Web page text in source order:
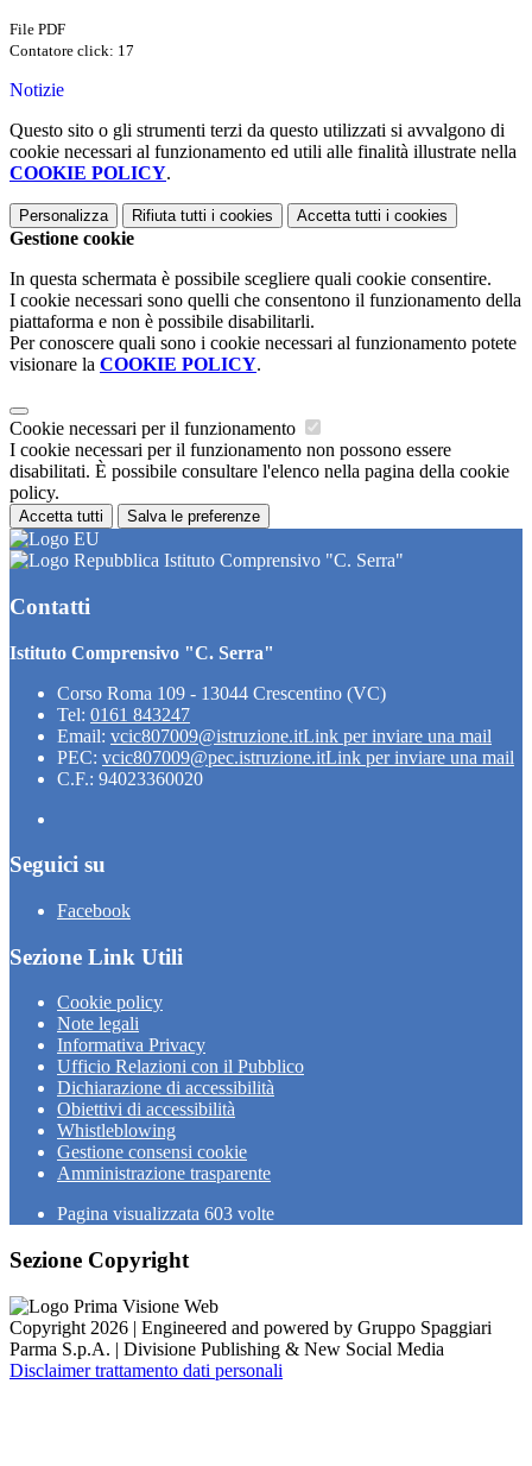
File PDF
Contatore click: 17
Notizie
Questo sito o gli strumenti terzi da questo utilizzati si avvalgono di
cookie necessari al funzionamento ed utili alle finalità illustrate nella
COOKIE POLICY.
Personalizza Rifiuta tutti i cookies Accetta tutti i cookies
Gestione cookie
In questa schermata è possibile scegliere quali cookie consentire.
I cookie necessari sono quelli che consentono il funzionamento della
piattaforma e non è possibile disabilitarli.
Per conoscere quali sono i cookie necessari al funzionamento potete
visionare la COOKIE POLICY.
Cookie necessari per il funzionamento
I cookie necessari per il funzionamento non possono essere
disabilitati. È possibile consultare l'elenco nella pagina della cookie
policy.
Accetta tutti Salva le preferenze
Istituto Comprensivo "C. Serra"
Contatti
Istituto Comprensivo "C. Serra"
Corso Roma 109 - 13044 Crescentino (VC)
Tel: 0161 843247
Email: vcic807009@istruzione.itLink per inviare una mail
PEC: vcic807009@pec.istruzione.itLink per inviare una mail
C.F.: 94023360020
Seguici su
Facebook
Sezione Link Utili
Cookie policy
Note legali
Informativa Privacy
Ufficio Relazioni con il Pubblico
Dichiarazione di accessibilità
Obiettivi di accessibilità
Whistleblowing
Gestione consensi cookie
Amministrazione trasparente
Pagina visualizzata 603 volte
Sezione Copyright
Copyright 2026 | Engineered and powered by Gruppo Spaggiari
Parma S.p.A. | Divisione Publishing & New Social Media
Disclaimer trattamento dati personali